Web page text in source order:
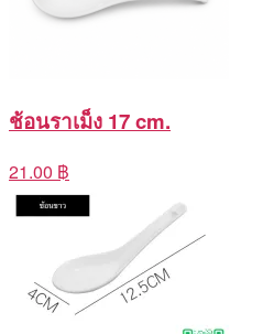
ช้อนราเม็ง 17 cm.
21.00 ฿